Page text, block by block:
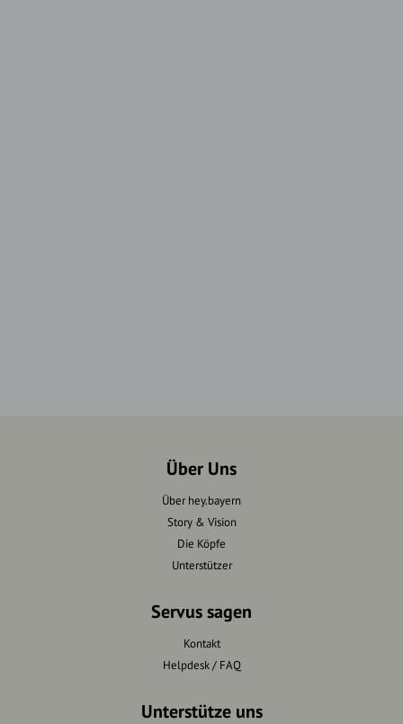
Über Uns
Über hey.bayern
Story & Vision
Die Köpfe
Unterstützer
Servus sagen
Kontakt
Helpdesk / FAQ
Unterstütze uns